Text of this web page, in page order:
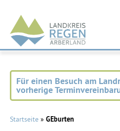
Landkreis
Regen
Für einen Besuch am
vorherige
Startseite » GEburten